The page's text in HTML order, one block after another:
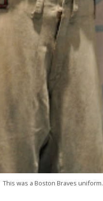
This was a Boston Braves uniform.